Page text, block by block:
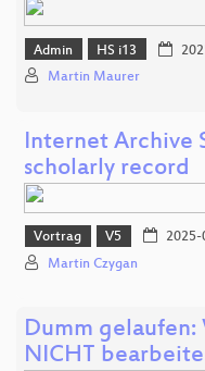
Admin HS i13
Martin Maurer
Internet Archive
scholarly record
Vortrag V5 2025-
Martin Czygan
Dumm gelaufen:
NICHT